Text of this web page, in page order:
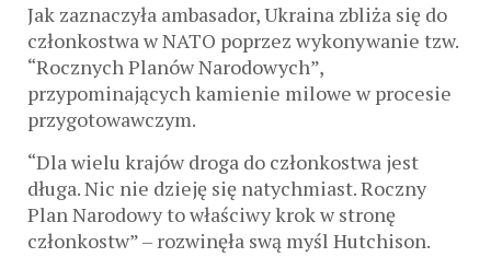
Jak zaznaczyła ambasador, Ukraina zbliża się do
członkostwa w NATO poprzez wykonywanie tzw.
“Rocznych Planów Narodowych”,
przypominających kamienie milowe w procesie
przygotowawczym.
“Dla wielu krajów droga do członkostwa jest
długa. Nic nie dzieję się natychmiast. Roczny
Plan Narodowy to właściwy krok w stronę
członkostw” – rozwinęła swą myśl Hutchison.